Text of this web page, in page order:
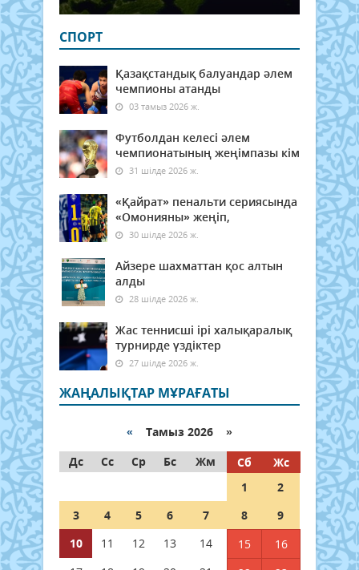
СПОРТ
Қазақстандық балуандар әлем
чемпионы атанды
03 тамыз 2026 ж.
Футболдан келесі әлем
чемпионатының жеңімпазы кім
31 шілде 2026 ж.
«Қайрат» пенальти сериясында
«Омонияны» жеңіп,
30 шілде 2026 ж.
Айзере шахматтан қос алтын
алды
28 шілде 2026 ж.
Жас теннисші ірі халықаралық
турнирде үздіктер
27 шілде 2026 ж.
ЖАҢАЛЫҚТАР МҰРАҒАТЫ
« Тамыз 2026 »
Дс
Сс Ср Бс Жм Сб
Жс
1
2
3
4 5 6 7 8
9
10
11 12 13 14 15
16